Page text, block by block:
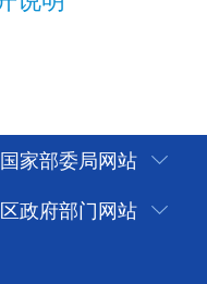
国家部委局网站
区政府部门网站